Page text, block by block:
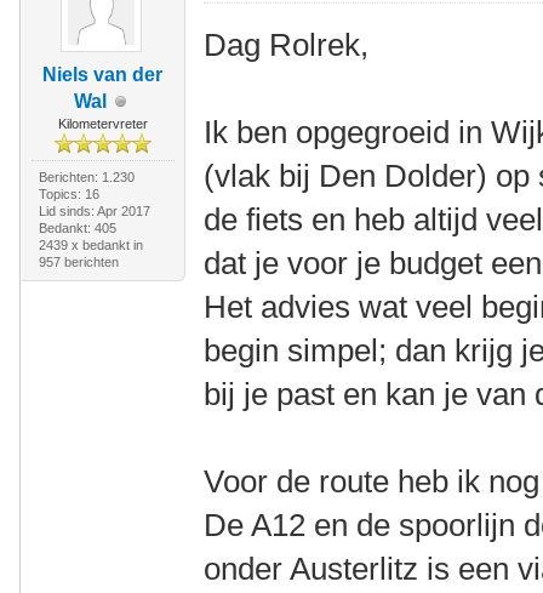
Niels van der
Wal
Kilometervreter
Berichten: 1.230
Topics: 16
Lid sinds: Apr 2017
Bedankt: 405
2439 x bedankt in
957 berichten
Dag Rolrek,
Ik ben opgegroeid in
(vlak bij Den Dolder)
de fiets en heb altijd
dat je voor je budget
Het advies wat veel
begin simpel; dan krijg
bij je past en kan je van
Voor de route heb ik
De A12 en de spoorlijn
onder Austerlitz is een